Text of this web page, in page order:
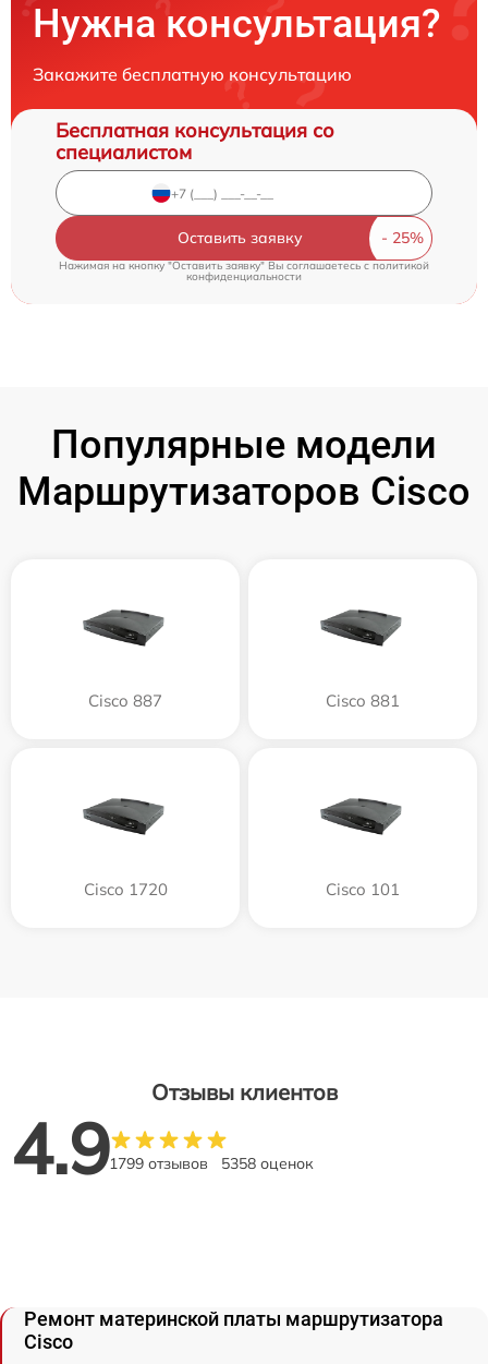
Нужна консультация?
Закажите бесплатную консультацию
Бесплатная консультация со
специалистом
Оставить заявку
Нажимая на кнопку "Оставить заявку" Вы соглашаетесь cполитикой
конфиденциальности
Популярные модели
Маршрутизаторов Cisco
Cisco 887 Cisco 881
Cisco 1720 Cisco 101
Отзывы клиентов
4.91799 отзывов 5358 оценок
Ремонт материнской платы маршрутизатора
Cisco